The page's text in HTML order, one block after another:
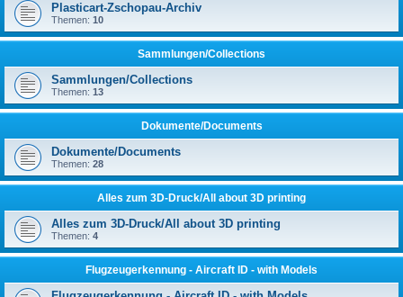
Plasticart-Zschopau-Archiv
Themen: 10
Sammlungen/Collections
Sammlungen/Collections
Themen: 13
Dokumente/Documents
Dokumente/Documents
Themen: 28
Alles zum 3D-Druck/All about 3D printing
Alles zum 3D-Druck/All about 3D printing
Themen: 4
Flugzeugerkennung - Aircraft ID - with Models